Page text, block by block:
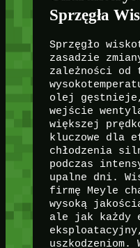
Sprzęgła
Sprzęgło
zasadzie
zależności od
olej gęstnieje,
wejście
większej
kluczowe dla
chłodzenia
podczas
upalne dni.
firmę Meyle
wysoką
ale jak każdy